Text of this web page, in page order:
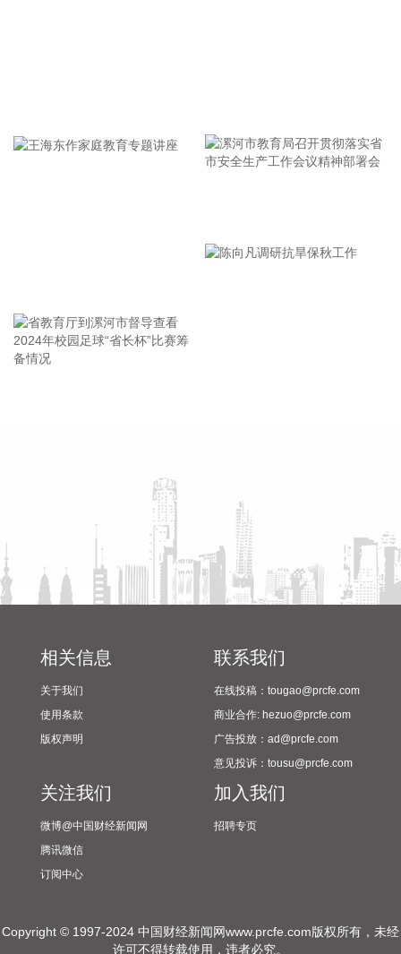
比上涨约0.07个百分点。 从同比看，全国CPI上涨0.5%，保持
温和上涨。CPI同比涨幅比上月回落0.5个百分点，主要是受汽
格上涨1.5%，涨幅比上月回落0.2个百分点，影响CPI同比上涨
CPI同比上涨约0.13个百分点；计算机、平板电脑和移动电话
机价格分别上涨17.4%、17.2%和8.5%，涨幅均有扩大，合计
影响CPI同比上涨约0.14个百分点。服务价格上涨0.7%，涨幅
CPI同比下降约0.25个百分点。食品中，猪肉价格下降13.3%，
降幅比上月收窄2.6个百分点，影响CPI同比下降约0.25个百分
点；鲜菜、鲜果、粮食、食用油、奶类价格降幅在0.3%—
1.5%之间；鸡蛋价格上涨17.8%，涨幅比上月回落2.2个百分
点；羊肉、牛肉和禽肉类价格涨幅在1.6%—6.2%之间。
2026-08-09 09:39:16
0.5%。其中，城市上涨0.5%，农村上涨0.4%；食品价格下降
格上涨0.7%。1­­—7月平均，全国居民消费价格比上年同期上涨
0.9%。
2026-08-09 09:35:22
国家统计局：2026年7月份，全国工业生产者出厂价格同比上
涨3.5%，环比下降0.7%。工业生产者购进价格同比上涨
5.5%，环比下降1.0%。1—7月平均，工业生产者出厂价格比
上年同期上涨1.8%，工业生产者购进价格上涨2.8%。
2026-08-09 09:32:29
赛》点映及预售总票房突破6000万元。
市安全生产工作会议精神部署
相关信息
关于我们
使用条款
版权声明
联系我们
在线投稿：tougao@prcfe.com
商业合作: hezuo@prcfe.com
广告投放：ad@prcfe.com
意见投诉：tousu@prcfe.com
关注我们
微博@中国财经新闻网
腾讯微信
订阅中心
加入我们
招聘专页
Copyright © 1997-2024 中国财经新闻网www.prcfe.com版权所有，未经
许可不得转载使用，违者必究。